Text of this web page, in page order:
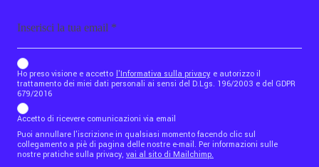
b_b43a7bd9734c7124b3be52921_1911023b36
Ho preso visione e accetto l'Informativa sulla privacy e autorizzo il
trattamento dei miei dati personali ai sensi del D.Lgs. 196/2003 e del GDPR
679/2016
Accetto di ricevere comunicazioni via email
Puoi annullare l'iscrizione in qualsiasi momento facendo clic sul
collegamento a piè di pagina delle nostre e-mail. Per informazioni sulle
nostre pratiche sulla privacy, vai al sito di Mailchimp.